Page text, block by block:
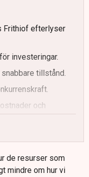
Frithiof efterlyser
investeringar.
tillstånd.
och
de resurser som
mindre om hur vi